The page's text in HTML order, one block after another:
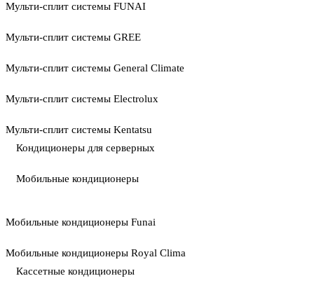
Мульти-сплит системы FUNAI
Мульти-сплит системы GREE
Мульти-сплит системы General Climate
Мульти-сплит системы Electrolux
Мульти-сплит системы Kentatsu
Кондиционеры для серверных
Мобильные кондиционеры
Мобильные кондиционеры Funai
Мобильные кондиционеры Royal Clima
Кассетные кондиционеры